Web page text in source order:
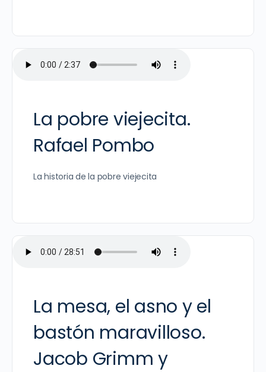
La pobre viejecita.
Rafael Pombo
La historia de la pobre viejecita
La mesa, el asno y el
bastón maravilloso.
Jacob Grimm y